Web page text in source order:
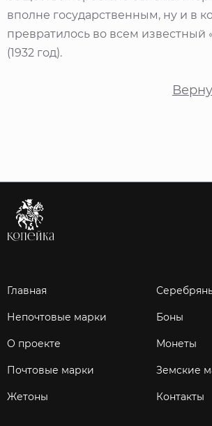
вполне государственным, ну и в
превратилось во всем известный
(1932 год).
Главная
Непочтовые марки Боны
О проекте Монеты
Почтовые марки Земские
Жетоны Контакты